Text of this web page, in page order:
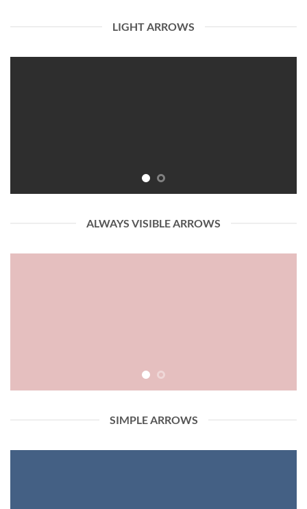
LIGHT ARROWS
ALWAYS VISIBLE ARROWS
SIMPLE ARROWS